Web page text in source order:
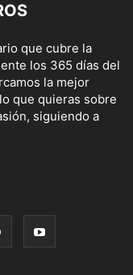
que cubre la
los 365 días del
la mejor
que quieras sobre
siguiendo a